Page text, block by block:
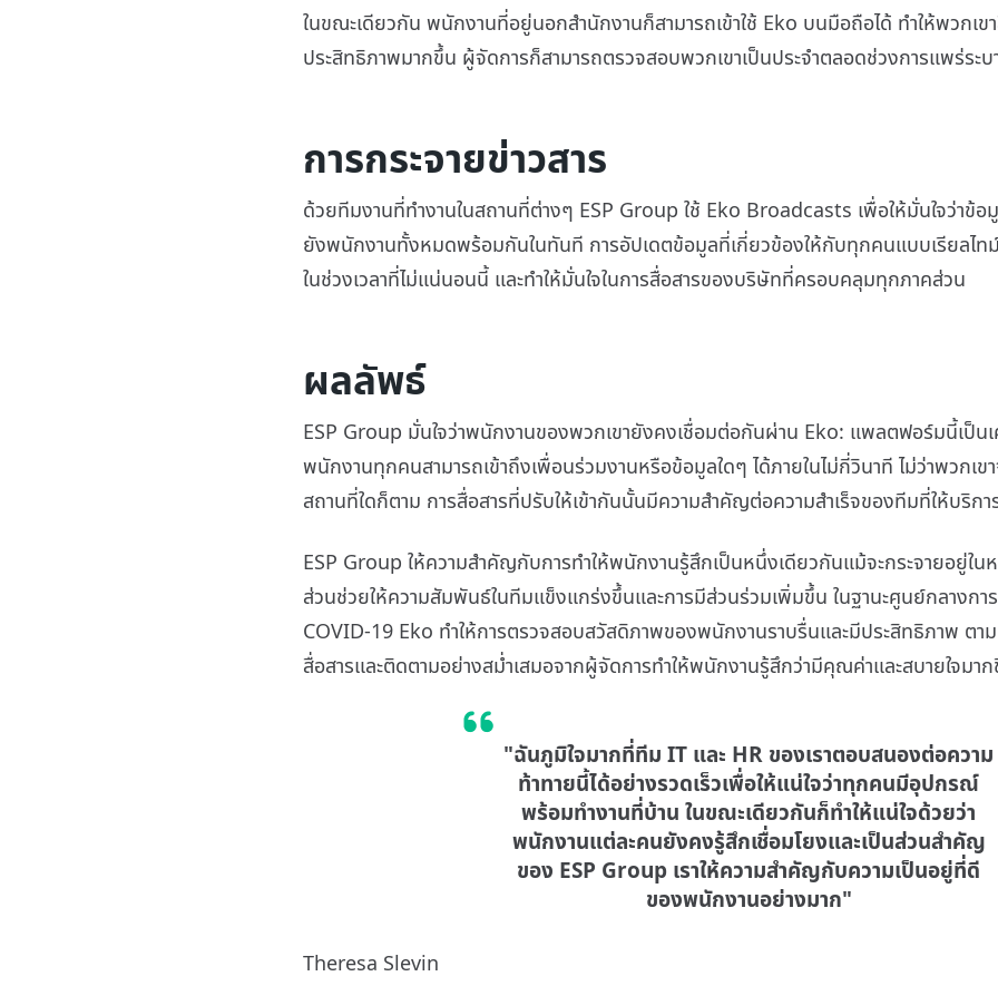
ในขณะเดียวกัน พนักงานที่อยู่นอกสำนักงานก็สามารถเข้าใช้ Eko บนมือถือได้ ทำให้พวกเข
ประสิทธิภาพมากขึ้น ผู้จัดการก็สามารถตรวจสอบพวกเขาเป็นประจำตลอดช่วงการแพร่ระบ
การกระจายข่าวสาร
ด้วยทีมงานที่ทำงานในสถานที่ต่างๆ ESP Group ใช้ Eko Broadcasts เพื่อให้มั่นใจว่าข้อ
ยังพนักงานทั้งหมดพร้อมกันในทันที การอัปเดตข้อมูลที่เกี่ยวข้องให้กับทุกคนแบบเรียลไ
ในช่วงเวลาที่ไม่แน่นอนนี้ และทำให้มั่นใจในการสื่อสารของบริษัทที่ครอบคลุมทุกภาคส่วน
ผลลัพธ์
ESP Group มั่นใจว่าพนักงานของพวกเขายังคงเชื่อมต่อกันผ่าน Eko: แพลตฟอร์มนี้เป็
พนักงานทุกคนสามารถเข้าถึงเพื่อนร่วมงานหรือข้อมูลใดๆ ได้ภายในไม่กี่วินาที ไม่ว่าพวกเ
สถานที่ใดก็ตาม การสื่อสารที่ปรับให้เข้ากันนั้นมีความสำคัญต่อความสำเร็จของทีมที่ให้บริก
ESP Group ให้ความสำคัญกับการทำให้พนักงานรู้สึกเป็นหนึ่งเดียวกันแม้จะกระจายอยู่ใ
ส่วนช่วยให้ความสัมพันธ์ในทีมแข็งแกร่งขึ้นและการมีส่วนร่วมเพิ่มขึ้น ในฐานะศูนย์กลางกา
COVID-19 Eko ทำให้การตรวจสอบสวัสดิภาพของพนักงานราบรื่นและมีประสิทธิภาพ ตา
สื่อสารและติดตามอย่างสม่ำเสมอจากผู้จัดการทำให้พนักงานรู้สึกว่ามีคุณค่าและสบายใจมา
"ฉันภูมิใจมากที่ทีม IT และ HR ของเราตอบสนองต่อความ
ท้าทายนี้ได้อย่างรวดเร็วเพื่อให้แน่ใจว่าทุกคนมีอุปกรณ์
พร้อมทำงานที่บ้าน ในขณะเดียวกันก็ทำให้แน่ใจด้วยว่า
พนักงานแต่ละคนยังคงรู้สึกเชื่อมโยงและเป็นส่วนสำคัญ
ของ ESP Group เราให้ความสำคัญกับความเป็นอยู่ที่ดี
ของพนักงานอย่างมาก"
Theresa Slevin